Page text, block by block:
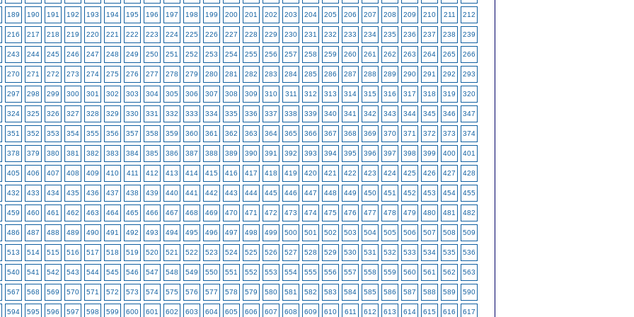
189 190 191 192 193 194 195 196 197 198 199 200 201 202 203 204 205 206 207 208 209 210 211 212
216 217 218 219 220 221 222 223 224 225 226 227 228 229 230 231 232 233 234 235 236 237 238 239
243 244 245 246 247 248 249 250 251 252 253 254 255 256 257 258 259 260 261 262 263 264 265 266
270 271 272 273 274 275 276 277 278 279 280 281 282 283 284 285 286 287 288 289 290 291 292 293
297 298 299 300 301 302 303 304 305 306 307 308 309 310 311 312 313 314 315 316 317 318 319 320
324 325 326 327 328 329 330 331 332 333 334 335 336 337 338 339 340 341 342 343 344 345 346 347
351 352 353 354 355 356 357 358 359 360 361 362 363 364 365 366 367 368 369 370 371 372 373 374
378 379 380 381 382 383 384 385 386 387 388 389 390 391 392 393 394 395 396 397 398 399 400 401
405 406 407 408 409 410 411 412 413 414 415 416 417 418 419 420 421 422 423 424 425 426 427 428
432 433 434 435 436 437 438 439 440 441 442 443 444 445 446 447 448 449 450 451 452 453 454 455
459 460 461 462 463 464 465 466 467 468 469 470 471 472 473 474 475 476 477 478 479 480 481 482
486 487 488 489 490 491 492 493 494 495 496 497 498 499 500 501 502 503 504 505 506 507 508 509
513 514 515 516 517 518 519 520 521 522 523 524 525 526 527 528 529 530 531 532 533 534 535 536
540 541 542 543 544 545 546 547 548 549 550 551 552 553 554 555 556 557 558 559 560 561 562 563
567 568 569 570 571 572 573 574 575 576 577 578 579 580 581 582 583 584 585 586 587 588 589 590
594 595 596 597 598 599 600 601 602 603 604 605 606 607 608 609 610 611 612 613 614 615 616 617